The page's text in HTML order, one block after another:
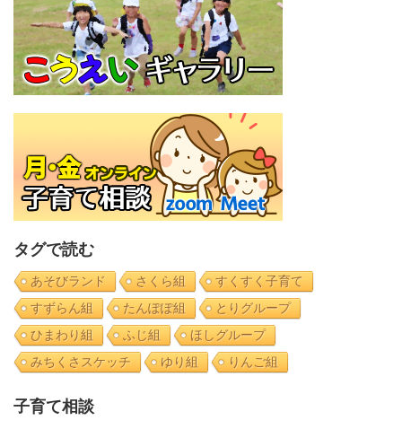
タグで読む
あそびランド さくら組
すくすく子育て
すずらん組
たんぽぽ組
とりグループ
ひまわり組
ふじ組
ほしグループ
みちくさスケッチ
ゆり組 りんご組
子育て相談